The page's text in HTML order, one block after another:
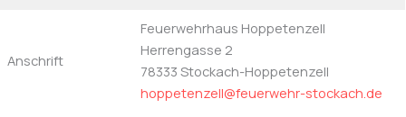
Anschrift
Feuerwehrhaus Hoppetenzell
Herrengasse 2
78333 Stockach-Hoppetenzell
hoppetenzell@feuerwehr-stockach.de